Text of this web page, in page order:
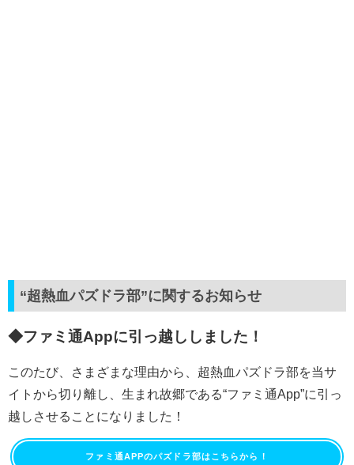
“超熱血パズドラ部”に関するお知らせ
◆ファミ通Appに引っ越ししました！
このたび、さまざまな理由から、超熱血パズドラ部を当サ
イトから切り離し、生まれ故郷である“ファミ通App”に引っ
越しさせることになりました！
ファミ通APPのパズドラ部はこちらから！